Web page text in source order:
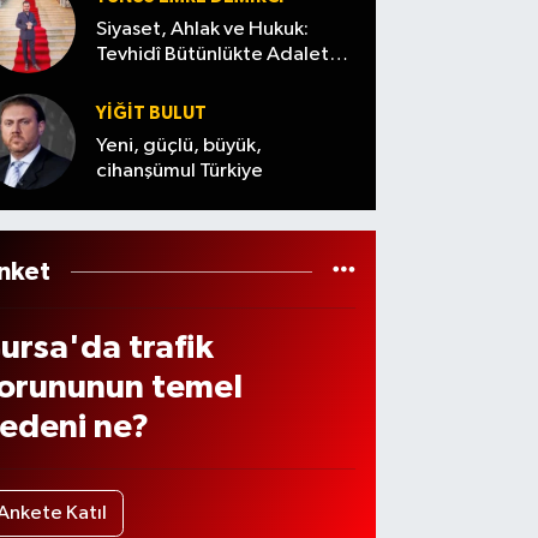
Siyaset, Ahlak ve Hukuk:
Tevhidî Bütünlükte Adalet
YİĞİT BULUT
Yeni, güçlü, büyük,
cihanşümul Türkiye
trafik
temel
ne?
Katıl